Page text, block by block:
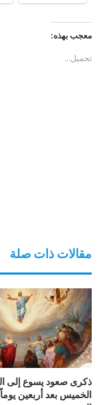
معجب بهذه:
تحميل...
مقالات ذات صلة
ذكرى صعود يسوع إلى
الخميس بعد أربعين